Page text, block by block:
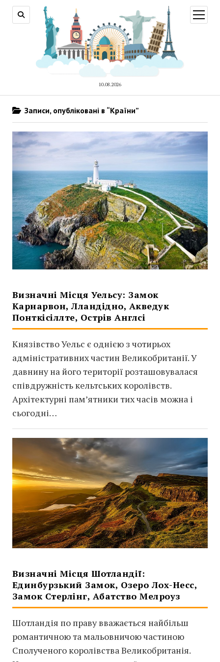
10.08.2026
меню
Записи, опубліковані в “Країни”
Визначні Місця Уельсу: Замок
Карнарвон, Лландідно, Акведук
Понткісіллте, Острів Англсі
Князівство Уельс є однією з чотирьох
адміністративних частин Великобританії. У
давнину на його території розташовувалася
співдружність кельтських королівств.
Архітектурні пам’ятники тих часів можна і
сьогодні…
Визначні Місця Шотландії:
Единбурзький Замок, Озеро Лох-Несс,
Замок Стерлінг, Абатство Мелроуз
Шотландія по праву вважається найбільш
романтичною та мальовничою частиною
Сполученого королівства Великобританія.